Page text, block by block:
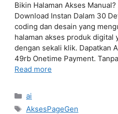
Bikin Halaman Akses
Download Instan Dalam 30
coding dan desain yang
halaman akses produk digital
dengan sekali klik. Dapatkan
49rb Onetime Payment.
Read more
Categories
ai
Tags
AksesPageGen